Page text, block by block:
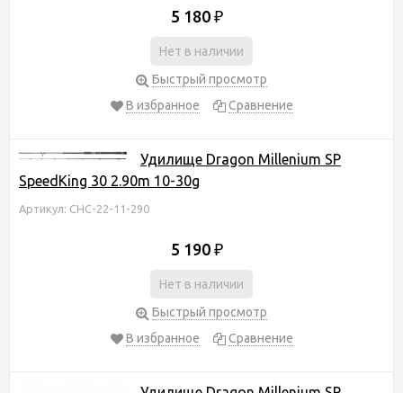
5 180 ₽
Нет в наличии
Быстрый просмотр
В избранное
Сравнение
Удилище Dragon Millenium SP
SpeedKing 30 2.90m 10-30g
Артикул: CHC-22-11-290
5 190 ₽
Нет в наличии
Быстрый просмотр
В избранное
Сравнение